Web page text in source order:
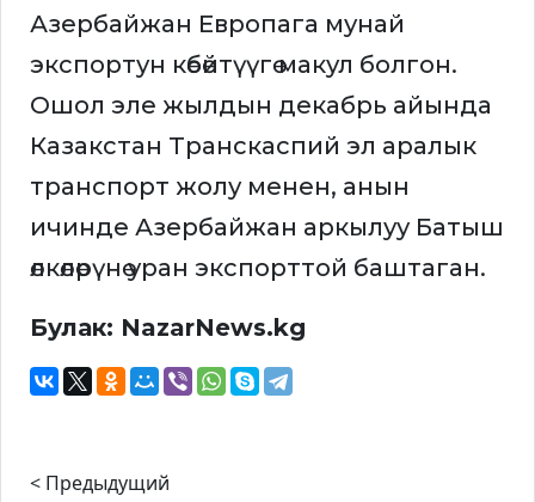
Азербайжан Европага мунай
экспортун көбөйтүүгө макул болгон.
Ошол эле жылдын декабрь айында
Казакстан Транскаспий эл аралык
транспорт жолу менен, анын
ичинде Азербайжан аркылуу Батыш
өлкөлөрүнө уран экспорттой баштаган.
Булак: NazarNews.kg
< Предыдущий